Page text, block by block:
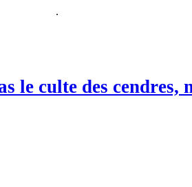
.
le culte des